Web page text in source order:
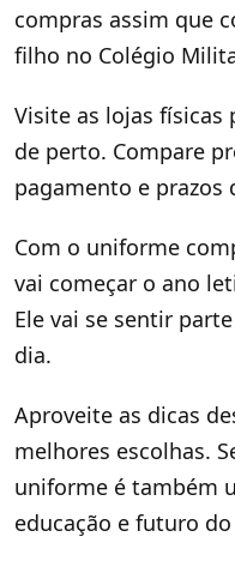
compras assim que
filho no Colégio
Visite as lojas físicas
de perto. Compare
pagamento e prazos
Com o uniforme
vai começar o ano
Ele vai se sentir
dia.
Aproveite as dicas
melhores escolhas.
uniforme é também
educação e futuro